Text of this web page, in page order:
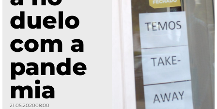
duelo
com a
pande
mia
21.05.202008:00